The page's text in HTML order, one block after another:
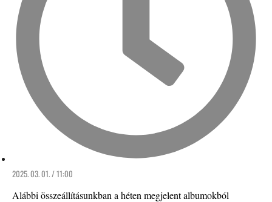
2025. 03. 01. / 11:00
Alábbi összeállításunkban a héten megjelent albumokból